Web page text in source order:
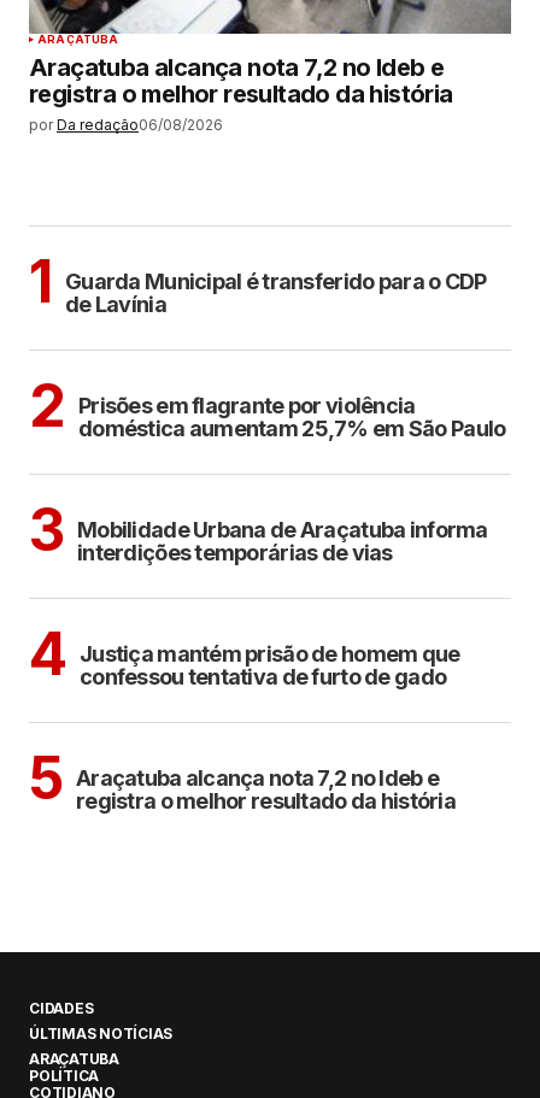
ARAÇATUBA
Araçatuba alcança nota 7,2 no Ideb e
registra o melhor resultado da história
por Da redação06/08/2026
1
Guarda Municipal é transferido para o CDP
de Lavínia
2
Prisões em flagrante por violência
doméstica aumentam 25,7% em São Paulo
3 Mobilidade Urbana de Araçatuba informa
interdições temporárias de vias
4
Justiça mantém prisão de homem que
confessou tentativa de furto de gado
5 Araçatuba alcança nota 7,2 no Ideb e
registra o melhor resultado da história
CIDADES
ÚLTIMAS NOTÍCIAS
ARAÇATUBA
POLÍTICA
COTIDIANO